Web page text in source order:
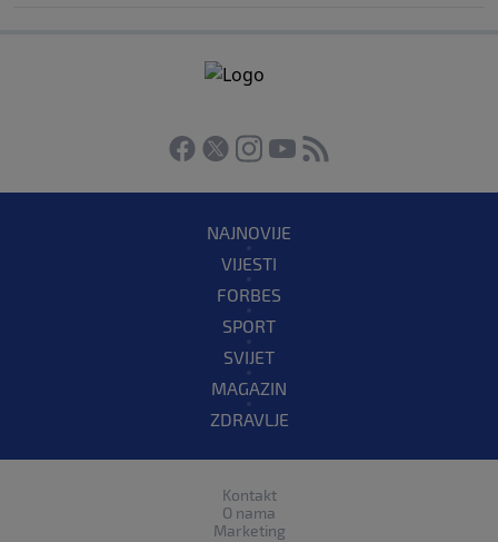
NAJNOVIJE
VIJESTI
FORBES
SPORT
SVIJET
MAGAZIN
ZDRAVLJE
Kontakt
O nama
Marketing